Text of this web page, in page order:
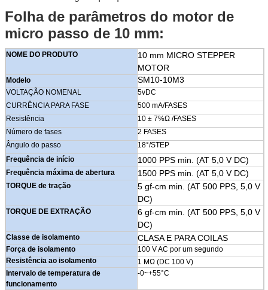
Folha de parâmetros do motor de
micro passo de 10 mm:
NOME DO PRODUTO
10 mm MICRO STEPPER
MOTOR
Modelo SM10-10M3
VOLTAÇÃO NOMENAL
5vDC
CURRÊNCIA PARA FASE
500 mA/FASES
Resistência
10 ± 7%Ω /FASES
Número de fases
2 FASES
Ângulo do passo
18°/STEP
Frequência de início
1000 PPS min. (AT 5,0 V DC)
Frequência máxima de abertura 1500 PPS min. (AT 5,0 V DC)
TORQUE de tração
5 gf-cm min. (AT 500 PPS, 5,0 V
DC)
TORQUE DE EXTRAÇÃO
6 gf-cm min. (AT 500 PPS, 5,0 V
DC)
Classe de isolamento CLASA E PARA COILAS
Força de isolamento
100 V AC por um segundo
Resistência ao isolamento
1 MΩ (DC 100 V)
Intervalo de temperatura de
funcionamento
-0~+55°C